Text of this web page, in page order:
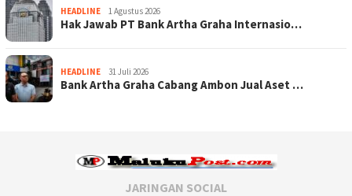
HEADLINE 1 Agustus 2026
Hak Jawab PT Bank Artha Graha Internasio…
HEADLINE 31 Juli 2026
Bank Artha Graha Cabang Ambon Jual Aset …
JARINGAN SOCIAL